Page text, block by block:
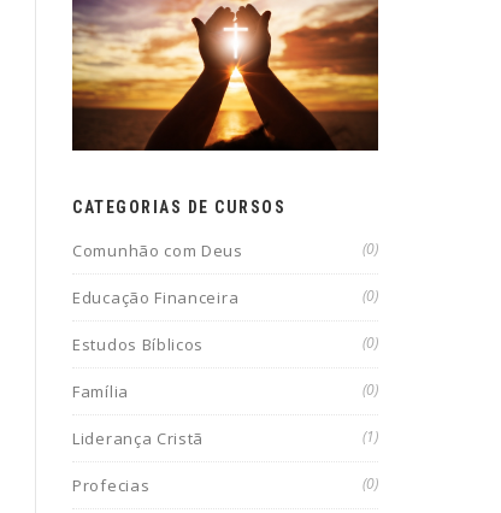
CATEGORIAS DE CURSOS
Comunhão com Deus (0)
Educação Financeira (0)
Estudos Bíblicos (0)
Família (0)
Liderança Cristã (1)
Profecias (0)